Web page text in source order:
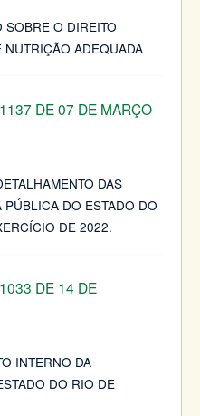
O DIREITO
ADEQUADA
DE 07 DE MARÇO
DAS
DO ESTADO DO
DE 2022.
DE 14 DE
INTERNO DA
DO RIO DE